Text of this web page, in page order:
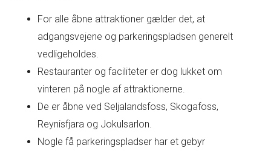
For alle åbne attraktioner gælder det, at
adgangsvejene og parkeringspladsen generelt
vedligeholdes.
Restauranter og faciliteter er dog lukket om
vinteren på nogle af attraktionerne.
De er åbne ved Seljalandsfoss, Skogafoss,
Reynisfjara og Jokulsarlon.
Nogle få parkeringspladser har et gebyr